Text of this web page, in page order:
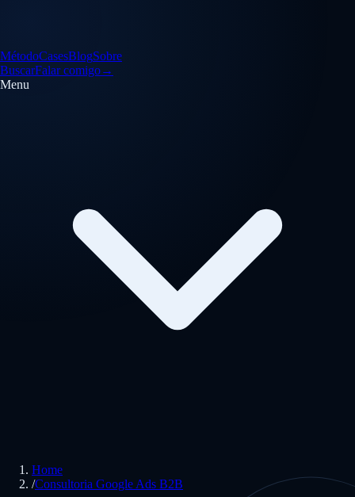
MétodoCasesBlogSobre
BuscarFalar comigo→
Menu
Home
/Consultoria Google Ads B2B